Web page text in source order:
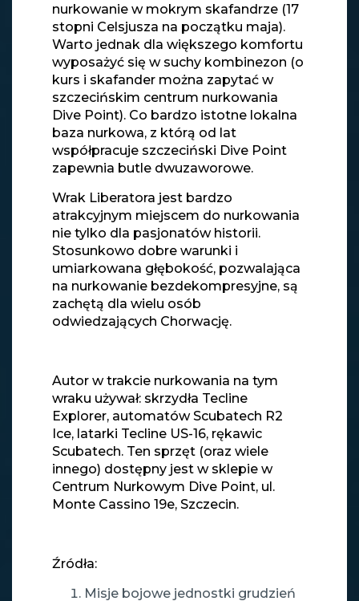
nurkowanie w mokrym skafandrze (17
stopni Celsjusza na początku maja).
Warto jednak dla większego komfortu
wyposażyć się w suchy kombinezon (o
kurs i skafander można zapytać w
szczecińskim centrum nurkowania
Dive Point). Co bardzo istotne lokalna
baza nurkowa, z którą od lat
współpracuje szczeciński Dive Point
zapewnia butle dwuzaworowe.
Wrak Liberatora jest bardzo
atrakcyjnym miejscem do nurkowania
nie tylko dla pasjonatów historii.
Stosunkowo dobre warunki i
umiarkowana głębokość, pozwalająca
na nurkowanie bezdekompresyjne, są
zachętą dla wielu osób
odwiedzających Chorwację.
Autor w trakcie nurkowania na tym
wraku używał: skrzydła Tecline
Explorer, automatów Scubatech R2
Ice, latarki Tecline US-16, rękawic
Scubatech. Ten sprzęt (oraz wiele
innego) dostępny jest w sklepie w
Centrum Nurkowym Dive Point, ul.
Monte Cassino 19e, Szczecin.
Źródła:
Misje bojowe jednostki grudzień